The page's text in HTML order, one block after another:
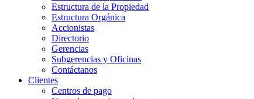
Estructura de la Propiedad
Estructura Orgánica
Accionistas
Directorio
Gerencias
Subgerencias y Oficinas
Contáctanos
Clientes
Centros de pago